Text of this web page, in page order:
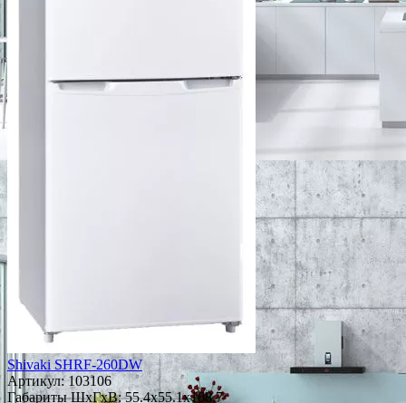
Shivaki SHRF-260DW
Артикул:103106
Габариты ШxГxВ: 55.4x55.1x168.7